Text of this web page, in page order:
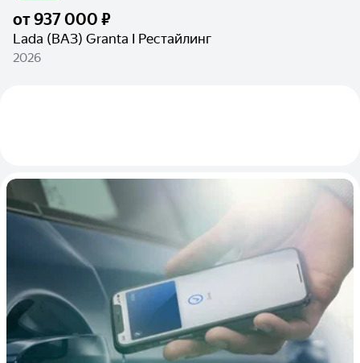
от937 000 ₽
Lada (ВАЗ) Granta I Рестайлинг
2026